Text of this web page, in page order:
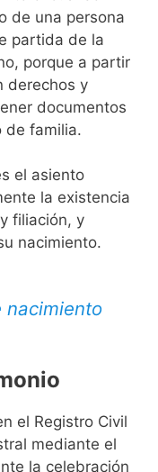
de una persona
partida de la
porque a partir
derechos y
documentos
de familia.
el asiento
la existencia
filiación, y
nacimiento.
nacimiento
el Registro Civil
mediante el
la celebración